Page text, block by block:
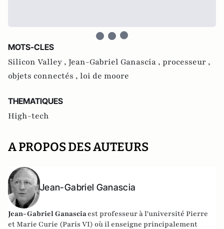
MOTS-CLES
Silicon Valley , Jean-Gabriel Ganascia , processeur ,
objets connectés , loi de moore
THEMATIQUES
High-tech
A PROPOS DES AUTEURS
Jean-Gabriel Ganascia
Jean-Gabriel Ganasciaestprofesseur à l'université Pierre
et Marie Curie (Paris VI) où il enseigne principalement